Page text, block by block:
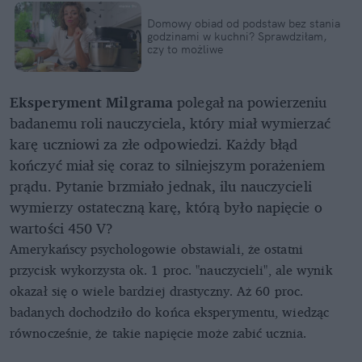
Domowy obiad od podstaw bez stania
godzinami w kuchni? Sprawdziłam,
czy to możliwe
Eksperyment Milgramapolegał na powierzeniu
badanemu roli nauczyciela, który miał wymierzać
karę uczniowi za złe odpowiedzi. Każdy błąd
kończyć miał się coraz to silniejszym porażeniem
prądu. Pytanie brzmiało jednak, ilu nauczycieli
wymierzy ostateczną karę, którą było napięcie o
wartości 450 V?
Amerykańscy psychologowie obstawiali, że ostatni
przycisk wykorzysta ok. 1 proc. "nauczycieli", ale wynik
okazał się o wiele bardziej drastyczny. Aż 60 proc.
badanych dochodziło do końca eksperymentu, wiedząc
równocześnie, że takie napięcie może zabić ucznia.